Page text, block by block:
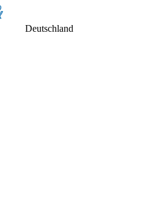
Deutschland